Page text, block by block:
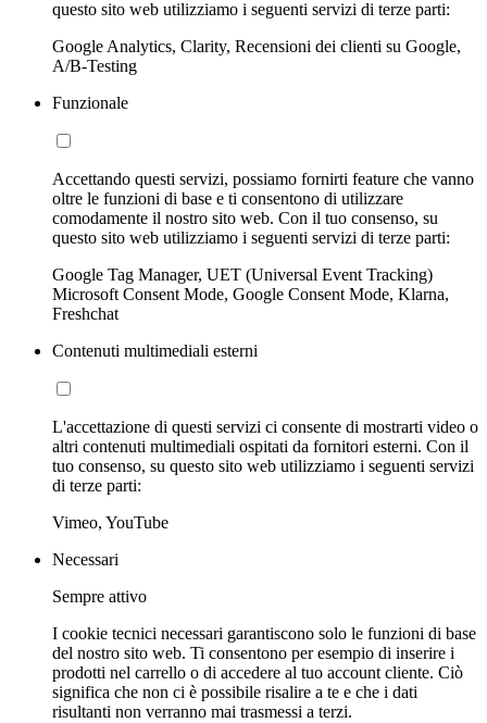
questo sito web utilizziamo i seguenti servizi di terze parti:
Google Analytics, Clarity, Recensioni dei clienti su Google,
A/B-Testing
Funzionale
Accettando questi servizi, possiamo fornirti feature che vanno
oltre le funzioni di base e ti consentono di utilizzare
comodamente il nostro sito web. Con il tuo consenso, su
questo sito web utilizziamo i seguenti servizi di terze parti:
Google Tag Manager, UET (Universal Event Tracking)
Microsoft Consent Mode, Google Consent Mode, Klarna,
Freshchat
Contenuti multimediali esterni
L'accettazione di questi servizi ci consente di mostrarti video o
altri contenuti multimediali ospitati da fornitori esterni. Con il
tuo consenso, su questo sito web utilizziamo i seguenti servizi
di terze parti:
Vimeo, YouTube
Necessari
Sempre attivo
I cookie tecnici necessari garantiscono solo le funzioni di base
del nostro sito web. Ti consentono per esempio di inserire i
prodotti nel carrello o di accedere al tuo account cliente. Ciò
significa che non ci è possibile risalire a te e che i dati
risultanti non verranno mai trasmessi a terzi.